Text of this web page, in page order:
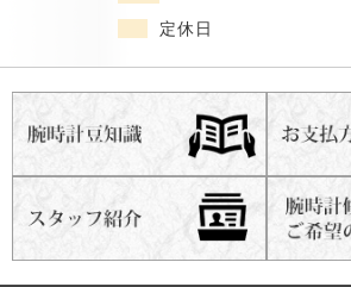
定休日